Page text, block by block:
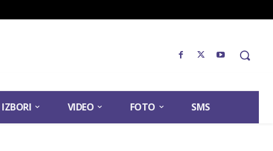
IZBORI VIDEO FOTO SMS